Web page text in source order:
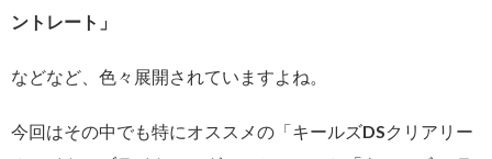
ントレート」
などなど、色々展開されていますよね。
今回はその中でも特にオススメの「キールズDSクリアリー